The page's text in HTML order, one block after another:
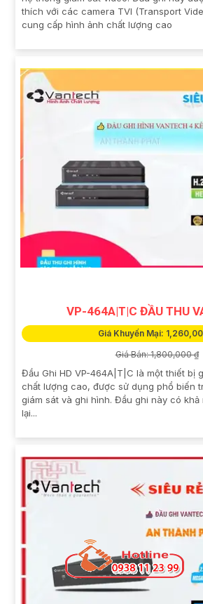
thích với các camera TVI (Transport
cung cấp hình ảnh chất lượng cao
VP-464A|T|C ĐẦU THU
Giá Khuyến Mại:
Giá Bán: 1,800,000 ₫
Đầu Ghi HD VP-464A|T|C là một thiết bị
chất lượng cao, được sử dụng phổ biến
giám sát và ghi hình. Đầu ghi này có khả
lại...